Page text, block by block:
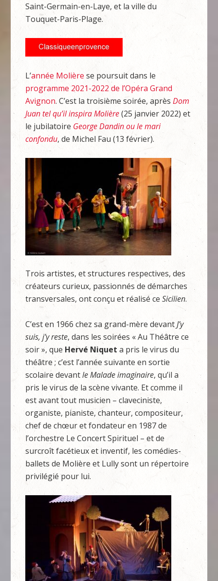
Saint-Germain-en-Laye, et la ville du
Touquet-Paris-Plage.
L’année Molière se poursuit dans le
programme 2021-2022 de l’Opéra Grand
Avignon. C’est la troisième soirée, aprèsDom
Juan tel qu’il inspira Molière(25 janvier 2022) et
le jubilatoire George Dandin ou le mari
confondu, de Michel Fau (13 février).
Trois artistes, et structures respectives, des
créateurs curieux, passionnés de démarches
transversales, ont conçu et réalisé ceSicilien.
C’est en 1966 chez sa grand-mère devantJ’y
suis, j’y reste, dans les soirées « Au Théâtre ce
soir », que Hervé Niquet a pris le virus du
théâtre ; c’est l’année suivante en sortie
scolaire devantle Malade imaginaire, qu’il a
pris le virus de la scène vivante. Et comme il
est avant tout musicien – claveciniste,
organiste, pianiste, chanteur, compositeur,
chef de chœur et fondateur en 1987 de
l’orchestre Le Concert Spirituel – et de
surcroît facétieux et inventif, les comédies-
ballets de Molière et Lully sont un répertoire
privilégié pour lui.